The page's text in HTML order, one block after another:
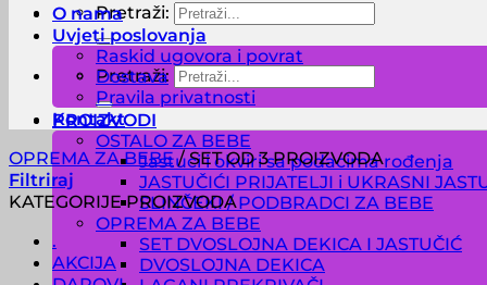
Pretraži:
Pretraži:
PROIZVODI
OSTALO ZA BEBE
Jastuci i okviri sa podacima rođenja
JASTUČIĆI PRIJATELJI i UKRASNI
SLINČEKI / PODBRADCI ZA BEBE
OPREMA ZA BEBE
SET DVOSLOJNA DEKICA I JASTUČIĆ
DVOSLOJNA DEKICA
O nama
Uvjeti poslovanja
Raskid ugovora i povrat
Dostava
Pravila privatnosti
Kontakt
OPREMA ZA BEBE /SET OD 3 PROIZVODA
Filtriraj
KATEGORIJE PROIZVODA
.
AKCIJA